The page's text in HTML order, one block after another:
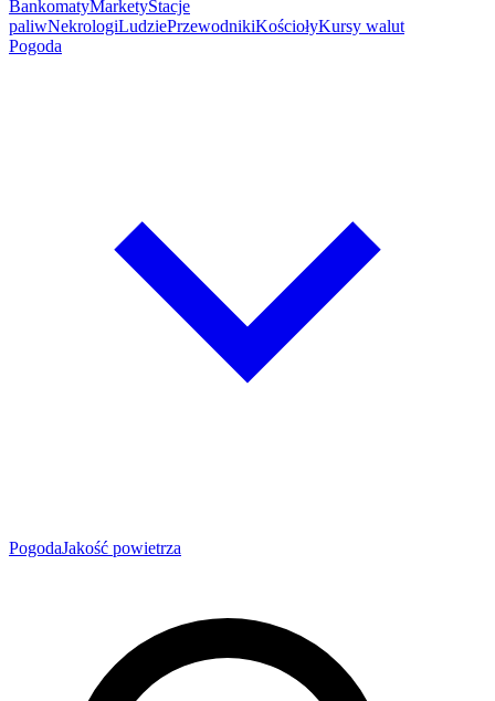
BankomatyMarketyStacje
paliwNekrologiLudziePrzewodnikiKościołyKursy walut
Pogoda
PogodaJakość powietrza